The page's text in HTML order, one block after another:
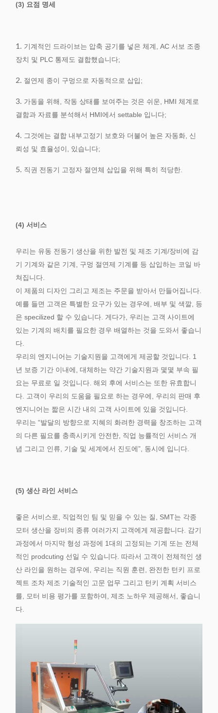
(3) 요점 명세
1. 기계적인 드라이브는 압축 공기를 넣은 체계, AC 서보 조종
장치 및 PLC 통제도 결합했습니다;
2. 절연제 종이 구멍으로 자동적으로 삽입;
3. 가동을 위해, 작동 상태를 보여주는 것은 쉬운, HMI 체계로
결함과 자료를 분석해서 HMI에서 settable 입니다;
4. 그것에는 결합 내부고정기 보호와 더불어 높은 자동화, 신
뢰성 및 효율성이, 있습니다;
5. 직권 전동기 고정자 절연체 삽입을 위해 특히 적당한.
(4) 서비스
우리는 유동 전동기 생산을 위한 발전 및 제조 기계/장비에 감
기 기계와 같은 기계, 구멍 절연제 기계를 등 삽입하는 코일 바
쳐집니다.
이 제품의 디자인 그리고 제조는 주문을 받아서 만들어집니다.
예를 들면 고객은 특별한 요구가 있는 경우에, 배부 및 색깔, 등
은 specilized 할 수 있습니다. 게다가, 우리는 고객 사이트에
있는 기계의 배치를 필요한 경우 배열하는 것을 도와서 좋습니
다.
우리의 엔지니어는 기술지원을 고객에게 제공할 것입니다. 1
년 보증 기간 이내에, 대체하는 약간 기술지원과 몇몇 부속 필
요는 무료로 일 것입니다. 해외 후에 서비스는 또한 유효합니
다. 고객이 우리의 도움을 필요로 하는 경우에, 우리의 판매 후
엔지니어는 짧은 시간 내의 고객 사이트에 있을 것입니다.
우리는 “발달의 방향으로 지혜의 화려한 경력을 창조하는 고객
의 다른 필요를 충족시키게 안전한, 직업 능률적인 서비스 개
념 그리고 인류, 기술 및 세계에서 진도에”, 동시에 입니다.
(5) 생산 라인 서비스
좋은 서비스로, 직업적인 팀 및 믿을 수 있는 질, SMT는 각종
모터 생산을 장비의 종류 여러가지 고객에게 제공합니다. 감기
과정에서 마지막 형성 과정에 1대의 고정되는 기계 또는 전체
적인 prodcuting 선일 수 있습니다. 따라서 고객이 전체적인 생
산 라인을 원하는 경우에, 우리는 직원 훈련, 완전한 턴키 프로
젝트 조차 제조 기술적인 고문 업무 그리고 턴키 계획 서비스
를, 모터 비용 평가를 포함하여, 제조 노하우 제공해서, 좋습니
다.